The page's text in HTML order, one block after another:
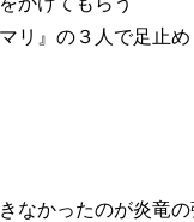
リ』の３人で足止め
なかったのが炎竜